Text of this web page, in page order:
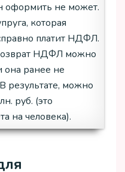
оформить не может.
которая
платит НДФЛ.
НДФЛ можно
она ранее не
результате, можно
руб. (это
на человека).